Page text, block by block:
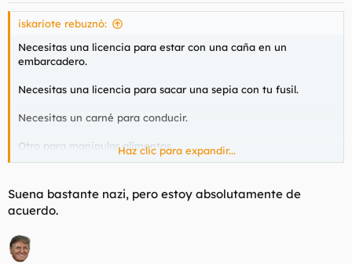
iskariote rebuznó:
Necesitas una licencia para estar con una caña en un
embarcadero.
Necesitas una licencia para sacar una sepia con tu fusil.
Necesitas un carné para conducir.
Otro para manipular alimentos.
Pero para tener hijos no, para eso hay barra libre.
Haz clic para expandir...
Suena bastante nazi, pero estoy absolutamente de
acuerdo.